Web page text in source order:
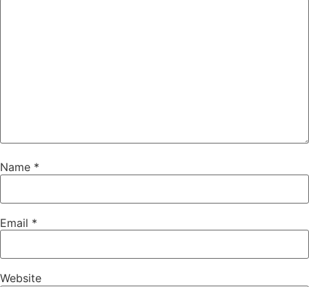
Name *
Email *
Website